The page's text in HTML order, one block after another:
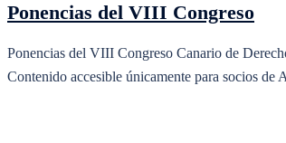
Ponencias del VIII Congreso
Ponencias del VIII Congreso Canario de
Contenido accesible únicamente para socios